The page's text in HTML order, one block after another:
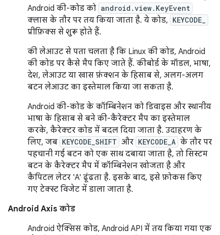
Android की-कोड को android.view.KeyEvent
क्लास के तौर पर तय किया जाता है. ये कोड, KEYCODE_
प्रीफ़िक्स से शुरू होते हैं.
की लेआउट से पता चलता है कि Linux की कोड, Android
की कोड पर कैसे मैप किए जाते हैं. कीबोर्ड के मॉडल, भाषा,
देश, लेआउट या खास फ़ंक्शन के हिसाब से, अलग-अलग
बटन लेआउट का इस्तेमाल किया जा सकता है.
Android की-कोड के कॉम्बिनेशन को डिवाइस और स्थानीय
भाषा के हिसाब से बने की-कैरेक्टर मैप का इस्तेमाल
करके, कैरेक्टर कोड में बदल दिया जाता है. उदाहरण के
लिए, जब KEYCODE_SHIFT और KEYCODE_A के तौर पर
पहचानी गई बटन को एक साथ दबाया जाता है, तो सिस्टम
बटन के कैरेक्टर मैप में कॉम्बिनेशन खोजता है और
कैपिटल लेटर 'A' ढूंढता है. इसके बाद, इसे फ़ोकस किए
गए टेक्स्ट विजेट में डाला जाता है.
Android Axis कोड
Android ऐक्सिस कोड, Android API में तय किया गया एक